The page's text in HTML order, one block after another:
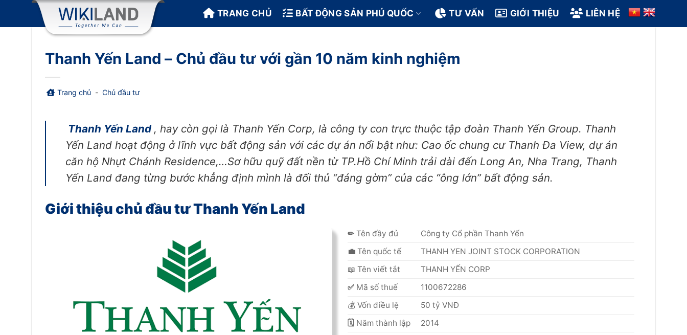
TRANG CHỦ BẤT ĐỘNG SẢN PHÚ QUỐC TƯ VẤN GIỚI THIỆU LIÊN HỆ
Thanh Yến Land – Chủ đầu tư với gần 10 năm kinh nghiệm
Trang chủ - Chủ đầu tư
Thanh Yến Land , hay còn gọi là Thanh Yến Corp, là công ty con trực thuộc tập đoàn Thanh Yến Group. Thanh
Yến Land hoạt động ở lĩnh vực bất động sản với các dự án nổi bật như: Cao ốc chung cư Thanh Đa View, dự án
căn hộ Nhựt Chánh Residence,…Sơ hữu quỹ đất nền từ TP.Hồ Chí Minh trải dài đến Long An, Nha Trang, Thanh
Yến Land đang từng bước khẳng định mình là đối thủ “đáng gờm” của các “ông lớn” bất động sản.
Giới thiệu chủ đầu tư Thanh Yến Land
✏ Tên đầy đủ
Công ty Cổ phần Thanh Yến
💼 Tên quốc tế
THANH YEN JOINT STOCK CORPORATION
📖 Tên viết tắt
THANH YẾN CORP
✅ Mã số thuế
1100672286
💰 Vốn điều lệ
50 tỷ VNĐ
🗓 Năm thành lập
2014